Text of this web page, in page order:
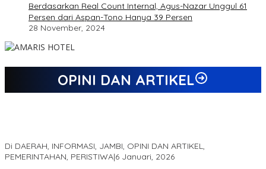
Berdasarkan Real Count Internal, Agus-Nazar Unggul 61
Persen dari Aspan-Tono Hanya 39 Persen
28 November, 2024
OPINI DAN ARTIKEL
Di DAERAH, INFORMASI, JAMBI, OPINI DAN ARTIKEL,
PEMERINTAHAN, PERISTIWA|6 Januari, 2026